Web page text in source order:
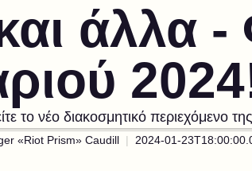
άλλα -
το νέο διακοσμητικό περιεχόμενο
«Riot Prism» Caudill 2024-01-